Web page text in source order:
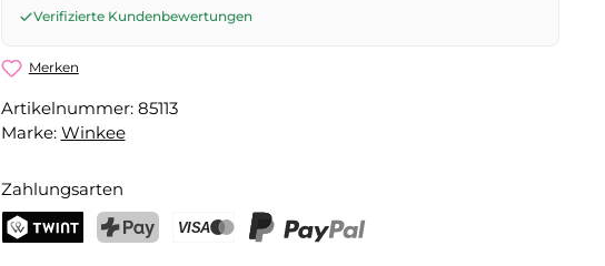
Verifizierte Kundenbewertungen
Merken
Artikelnummer: 85113
Marke: Winkee
Zahlungsarten